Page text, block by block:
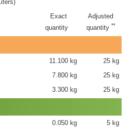
Exact
quantity
Adjusted
quantity **
11.100 kg
25 kg
7.800 kg
25 kg
3.300 kg 25 kg
0.050 kg
5 kg